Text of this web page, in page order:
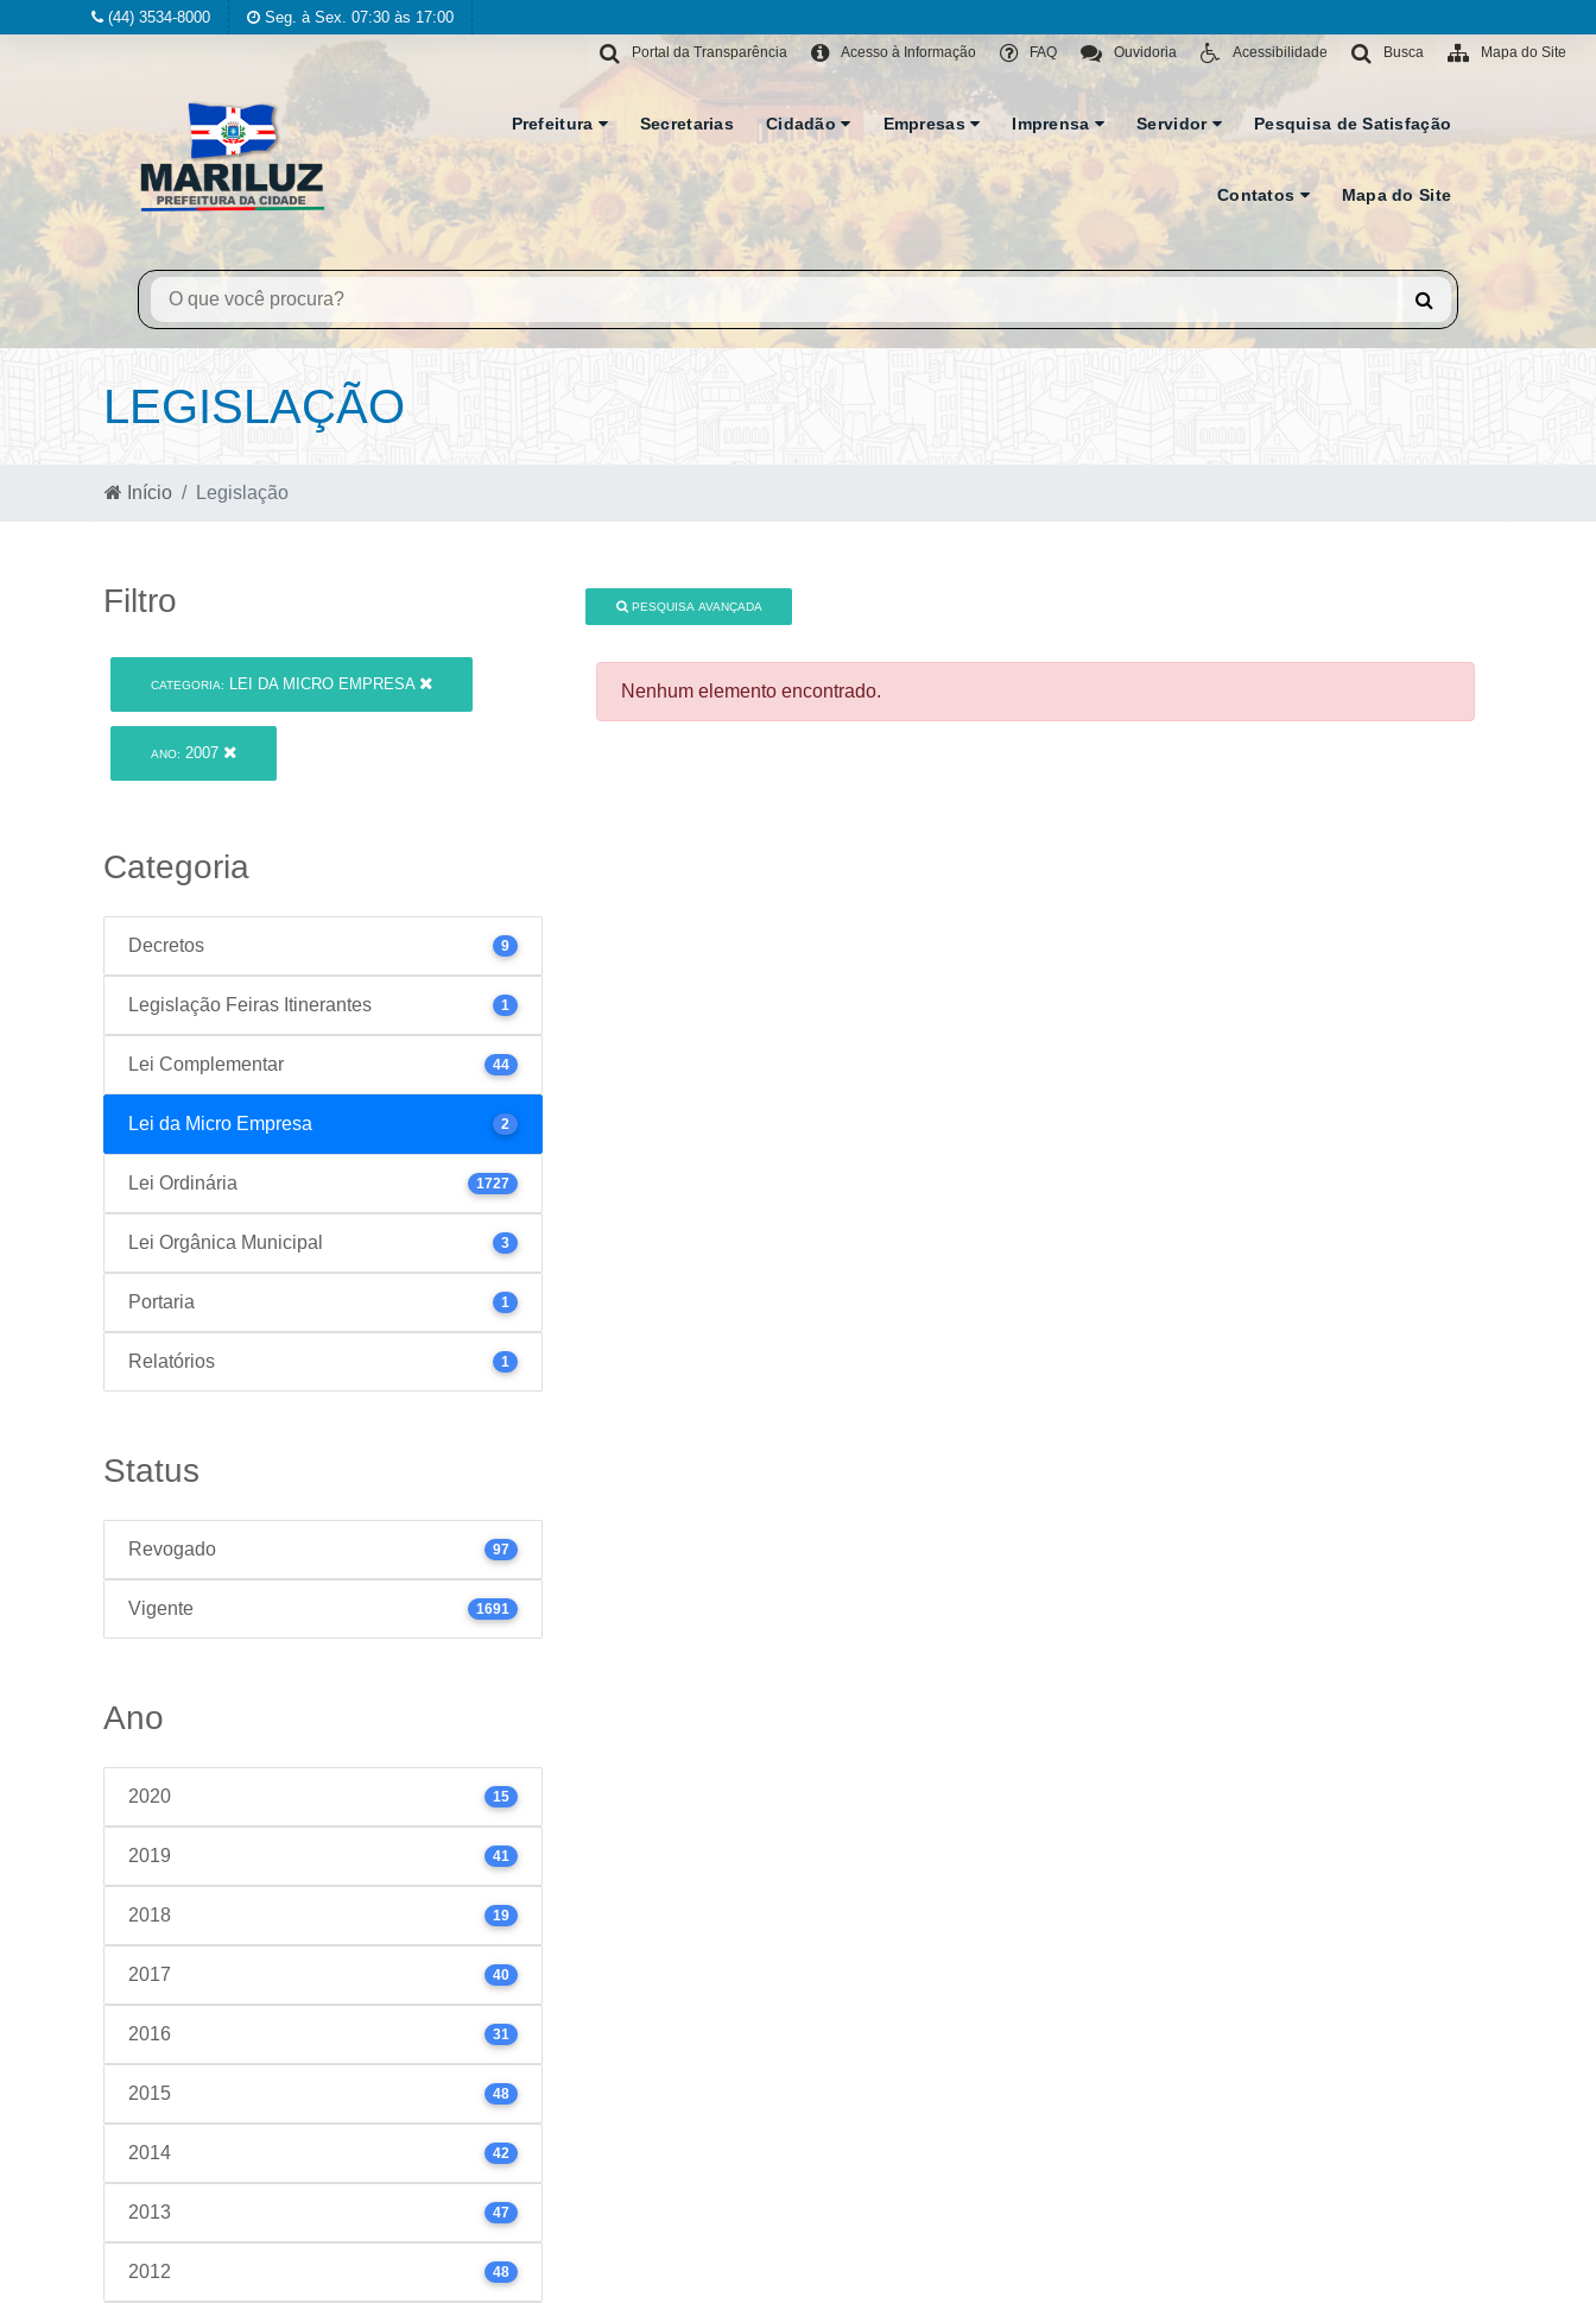
(44) 3534-8000 Seg. à Sex. 07:30 às 17:00
Mapa do Site
Busca
Acessibilidade
Ouvidoria
FAQ
Acesso à Informação
Portal da Transparência
Prefeitura Secretarias Cidadão Empresas Imprensa Servidor Pesquisa de Satisfação
Contatos Mapa do Site
LEGISLAÇÃO
Início Legislação
Filtro
CATEGORIA: LEI DA MICRO EMPRESA
ANO: 2007
Categoria
Decretos 9
Legislação Feiras Itinerantes 1
Lei Complementar 44
Lei da Micro Empresa 2
Lei Ordinária 1727
Lei Orgânica Municipal 3
Portaria 1
Relatórios 1
Status
Revogado 97
Vigente 1691
Ano
2020 15
2019 41
2018 19
2017 40
2016 31
2015 48
2014 42
2013 47
2012 48
PESQUISA AVANÇADA
Nenhum elemento encontrado.